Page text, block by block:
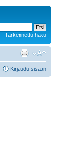
Tarkennettu haku
Kirjaudu sisään